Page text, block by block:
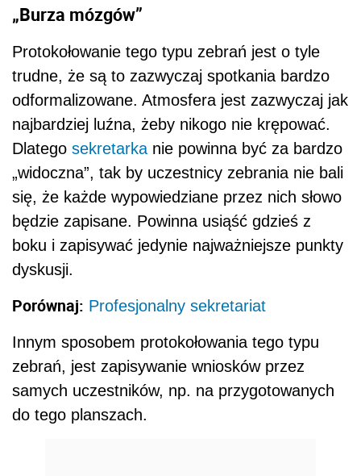
„Burza mózgów”
Protokołowanie tego typu zebrań jest o tyle
trudne, że są to zazwyczaj spotkania bardzo
odformalizowane. Atmosfera jest zazwyczaj jak
najbardziej luźna, żeby nikogo nie krępować.
Dlatego sekretarka nie powinna być za bardzo
„widoczna”, tak by uczestnicy zebrania nie bali
się, że każde wypowiedziane przez nich słowo
będzie zapisane. Powinna usiąść gdzieś z
boku i zapisywać jedynie najważniejsze punkty
dyskusji.
Porównaj: Profesjonalny sekretariat
Innym sposobem protokołowania tego typu
zebrań, jest zapisywanie wniosków przez
samych uczestników, np. na przygotowanych
do tego planszach.